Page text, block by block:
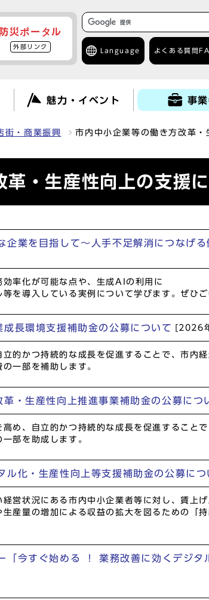
防災ポータル
外部リンク
Language よくある質問
魅力・イベント 事
街・商業振興 市内中小企業等の働き方改革・
・生産性向上の支援
企業を目指して～人手不足解消につなげ
率化が可能な点や、生成AIの利用に
を導入している実例について学びます。ぜひ
長環境支援補助金の公募について [2026
的かつ持続的な成長を促進することで、市内
一部を補助します。
・生産性向上推進事業補助金の公募につ
め、自立的かつ持続的な成長を促進すること
部を助成します。
ル化・生産性向上等支援補助金の公募につ
営状況にある市内中小企業者等に対し、賃
産量の増加による収益の拡大を図るための「
「今すぐ始める ！ 業務改善に効くデジ